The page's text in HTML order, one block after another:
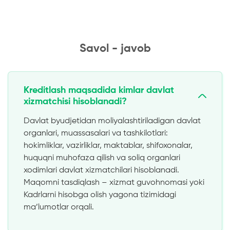
Savol - javob
Kreditlash maqsadida kimlar davlat
xizmatchisi hisoblanadi?
Davlat byudjetidan moliyalashtiriladigan davlat
organlari, muassasalari va tashkilotlari:
hokimliklar, vazirliklar, maktablar, shifoxonalar,
huquqni muhofaza qilish va soliq organlari
xodimlari davlat xizmatchilari hisoblanadi.
Maqomni tasdiqlash – xizmat guvohnomasi yoki
Kadrlarni hisobga olish yagona tizimidagi
ma’lumotlar orqali.